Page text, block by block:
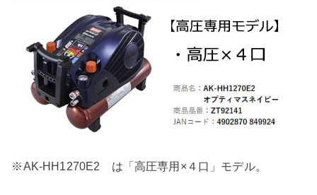
※AK-HH1270E2 は「高圧専用×４口」モデル。